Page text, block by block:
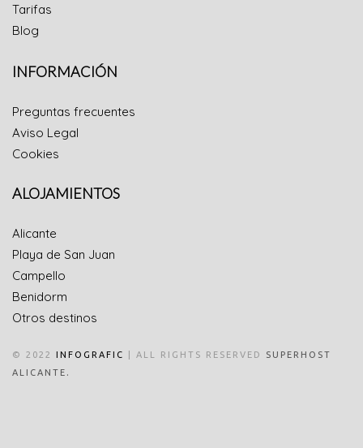
Tarifas
Blog
INFORMACIÓN
Preguntas frecuentes
Aviso Legal
Cookies
ALOJAMIENTOS
Alicante
Playa de San Juan
Campello
Benidorm
Otros destinos
© 2022 INFOGRAFIC | ALL RIGHTS RESERVED
SUPERHOST
ALICANTE .